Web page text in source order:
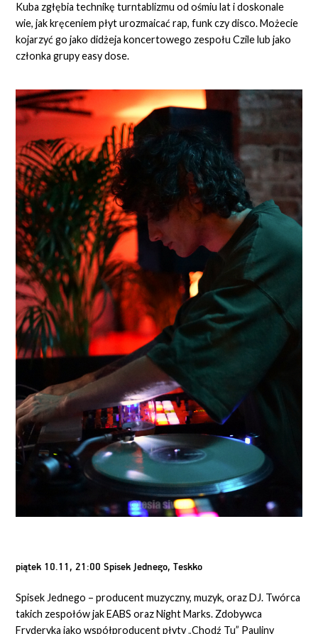
Kuba zgłębia technikę turntablizmu od ośmiu lat i doskonale
wie, jak kręceniem płyt urozmaicać rap, funk czy disco. Możecie
kojarzyć go jako didżeja koncertowego zespołu Czile lub jako
członka grupy easy dose.
piątek 10.11, 21:00 Spisek Jednego, Teskko
Spisek Jednego – producent muzyczny, muzyk, oraz DJ. Twórca
takich zespołów jak EABS oraz Night Marks. Zdobywca
Fryderyka jako współproducent płyty „Chodź Tu” Pauliny